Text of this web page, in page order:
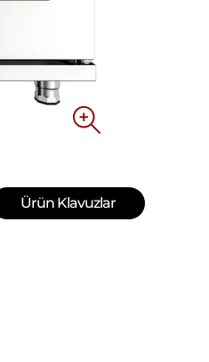
Ürün Klavuzlar